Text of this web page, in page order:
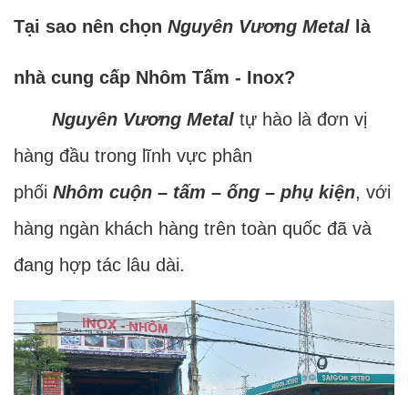
Tại sao nên chọn Nguyên Vương Metal là
nhà cung cấp Nhôm Tấm - Inox?
Nguyên Vương Metal tự hào là đơn vị
hàng đầu trong lĩnh vực phân
phối Nhôm cuộn – tấm – ống – phụ kiện, với
hàng ngàn khách hàng trên toàn quốc đã và
đang hợp tác lâu dài.